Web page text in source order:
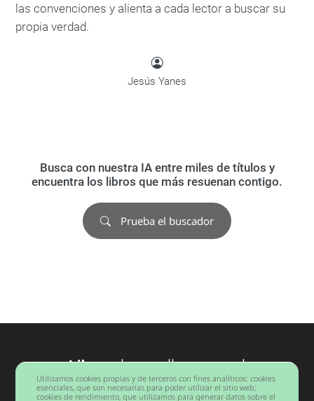
las convenciones y alienta a cada lector a buscar su
propia verdad.
Jesús Yanes
Busca con nuestra IA entre miles de títulos y
encuentra los libros que más resuenan contigo.
Prueba el buscador
Librosdesarrollo personal
Barcelona
Utilizamos cookies propias y de terceros con fines analíticos: cookies
esenciales, que son necesarias para poder utilizar el sitio web;
cookies de rendimiento, que utilizamos para generar datos sobre el